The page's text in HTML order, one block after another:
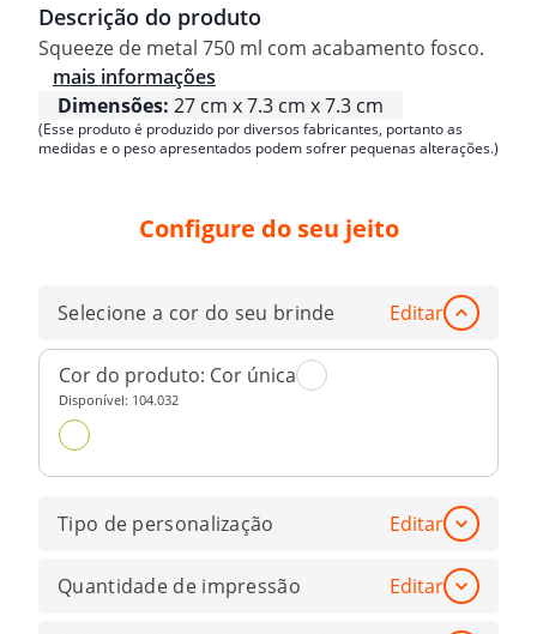
Descrição do produto
Squeeze de metal 750 ml com acabamento fosco.
mais informações
Dimensões: 27 cm x 7.3 cm x 7.3 cm
(Esse produto é produzido por diversos fabricantes, portanto as
medidas e o peso apresentados podem sofrer pequenas alterações.)
Configure do seu jeito
Selecione a cor do seu brinde Editar
Cor do produto: Cor única
Disponível: 104.032
Tipo de personalização Editar
Quantidade de impressão Editar